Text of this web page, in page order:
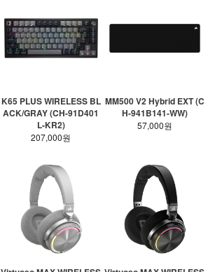
K65 PLUS WIRELESS BL
ACK/GRAY (CH-91D401
L-KR2)
207,000원
MM500 V2 Hybrid EXT (C
H-941B141-WW)
57,000원